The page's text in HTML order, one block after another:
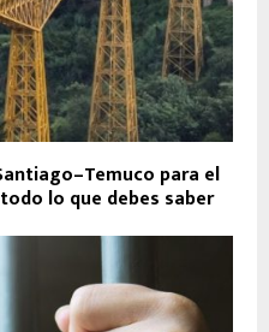
para el
lo que debes saber